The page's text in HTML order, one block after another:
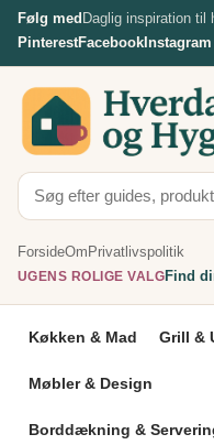
Spring
indhold
Følg med Daglig inspiration til
PinterestFacebook Instagram
ForsideOm Privatlivspolitik
UGENS ROLIGE VALGFind
Køkken & Mad Grill &
Møbler & Design
Borddækning &